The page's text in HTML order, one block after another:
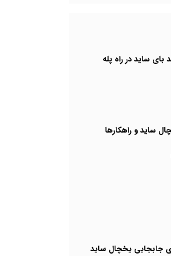
ساید در راه پله
ساید و راهکارها
جابجایی یخچال ساید